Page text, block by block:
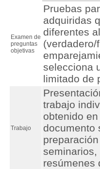
Examen de
preguntas
objetivas
Pruebas
adquiridas
diferentes
selecciona
limitado de
Trabajo
trabajo
obtenido
documento
resúmenes